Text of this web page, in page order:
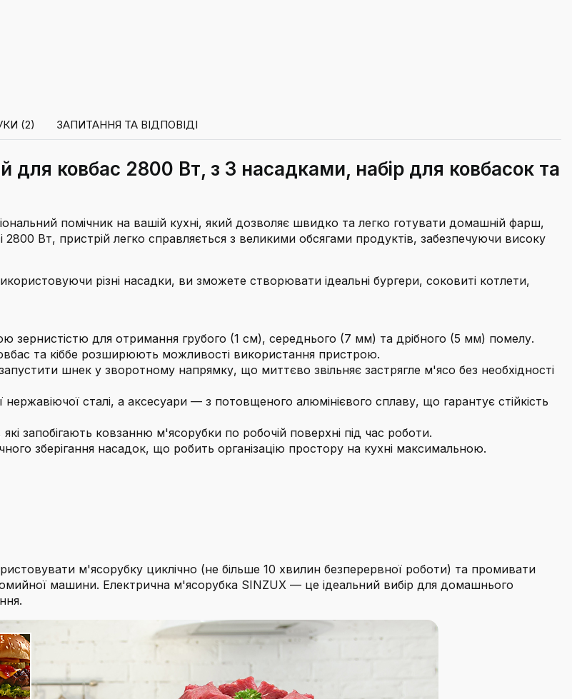
(2) ЗАПИТАННЯ ТА ВІДПОВІДІ
для ковбас 2800 Вт, з 3 насадками, набір для ковбасок та
помічник на вашій кухні, який дозволяє швидко та легко готувати домашній фарш,
Вт, пристрій легко справляється з великими обсягами продуктів, забезпечуючи високу
різні насадки, ви зможете створювати ідеальні бургери, соковиті котлети,
зернистістю для отримання грубого (1 см), середнього (7 мм) та дрібного (5 мм) помелу.
та кіббе розширюють можливості використання пристрою.
шнек у зворотному напрямку, що миттєво звільняє застрягле м'ясо без необхідності
нержавіючої сталі, а аксесуари — з потовщеного алюмінієвого сплаву, що гарантує стійкість
запобігають ковзанню м'ясорубки по робочій поверхні під час роботи.
зберігання насадок, що робить організацію простору на кухні максимальною.
м'ясорубку циклічно (не більше 10 хвилин безперервної роботи) та промивати
машини. Електрична м'ясорубка SINZUX — це ідеальний вибір для домашнього